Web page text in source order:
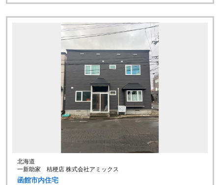
北海道
一新助家 桔梗店 株式会社アミックス
函館市内住宅